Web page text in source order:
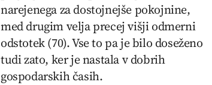
narejenega za dostojnejše pokojnine,
med drugim velja precej višji odmerni
odstotek (70). Vse to pa je bilo doseženo
tudi zato, ker je nastala v dobrih
gospodarskih časih.